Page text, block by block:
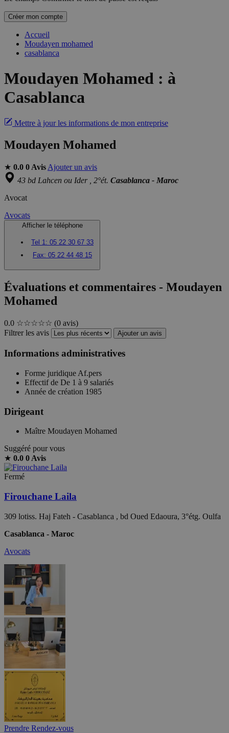
Créer mon compte
Accueil
Moudayen mohamed
casablanca
Moudayen Mohamed : à
Casablanca
Mettre à jour les informations de mon entreprise
Moudayen Mohamed
★ 0.0 0 Avis Ajouter un avis
43 bd Lahcen ou Ider , 2°ét. Casablanca - Maroc
Avocat
Avocats
Afficher le téléphone
Tel 1: 05 22 30 67 33
Fax: 05 22 44 48 15
Évaluations et commentaires - Moudayen
Mohamed
0.0 ☆☆☆☆☆ (0 avis)
Filtrer les avis
Ajouter un avis
Informations administratives
Forme juridique Af.pers
Effectif de De 1 à 9 salariés
Année de création 1985
Dirigeant
Maître Moudayen Mohamed
Suggéré pour vous
★ 0.0 0 Avis
Fermé
Firouchane Laila
309 lotiss. Haj Fateh - Casablanca , bd Oued Edaoura, 3°étg. Oulfa
Casablanca - Maroc
Avocats
Prendre Rendez-vous